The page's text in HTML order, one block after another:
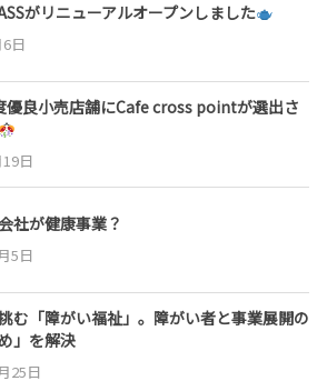
がリニューアルオープンしました
日
優良小売店舗にCafe cross pointが選出さ
日
社が健康事業？
5日
む「障がい福祉」。障がい者と事業展開の
」を解決
25日